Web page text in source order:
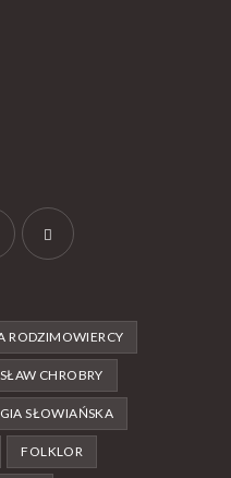
RODZIMOWIERCY
CHROBRY
SŁOWIAŃSKA
FOLKLOR